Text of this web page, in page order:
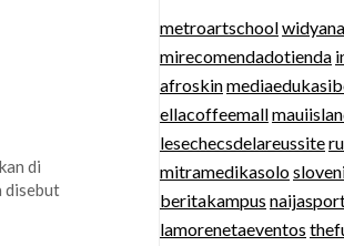
di
disebut
metroartschool
mirecomendadotienda
afroskin
ellacoffeemall
lesechecsdelareussite
mitramedikasolo
beritakampus
lamorenetaeventos